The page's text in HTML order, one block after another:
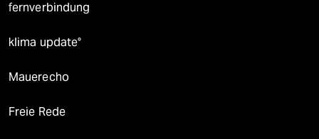
fernverbindung
klima update°
Mauerecho
Freie Rede